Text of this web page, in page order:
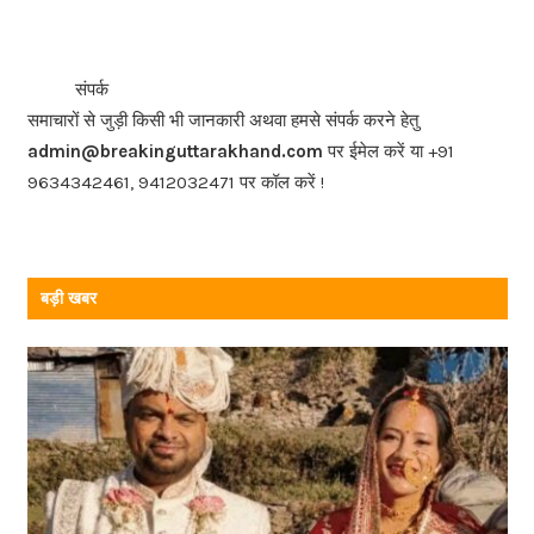
b
o
o
k
संपर्क
समाचारों से जुड़ी किसी भी जानकारी अथवा हमसे संपर्क करने हेतु
admin@breakinguttarakhand.com पर ईमेल करें या +91
9634342461, 9412032471 पर कॉल करें !
बड़ी खबर